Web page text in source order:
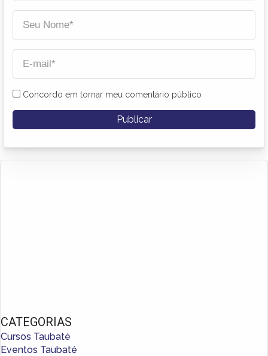
Concordo em tornar meu comentário público
CATEGORIAS
Cursos Taubaté
Eventos Taubaté